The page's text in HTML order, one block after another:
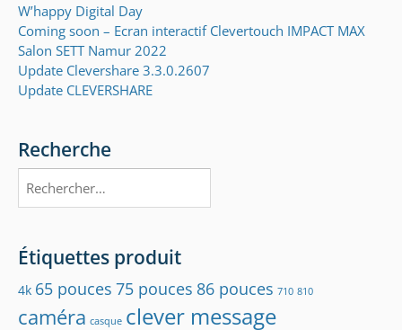
W’happy Digital Day
Coming soon – Ecran interactif Clevertouch IMPACT MAX
Salon SETT Namur 2022
Update Clevershare 3.3.0.2607
Update CLEVERSHARE
Recherche
Étiquettes produit
4k 65 pouces 75 pouces 86 pouces 710 810
caméra casque clever message